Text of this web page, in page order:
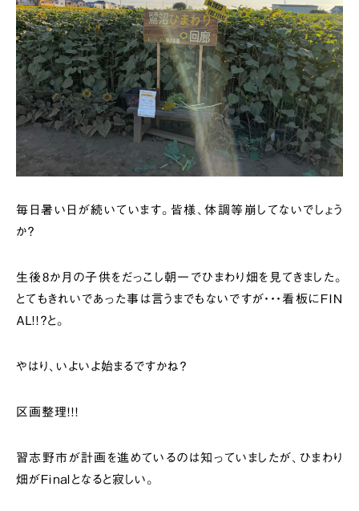
毎日暑い日が続いています。皆様、体調等崩してないでしょう
か？
生後8か月の子供をだっこし朝一でひまわり畑を見てきました。
とてもきれいであった事は言うまでもないですが・・・看板にＦＩＮ
ＡＬ！！？と。
やはり、いよいよ始まるですかね？
区画整理！！！
習志野市が計画を進めているのは知っていましたが、ひまわり
畑がＦｉｎａｌとなると寂しい。